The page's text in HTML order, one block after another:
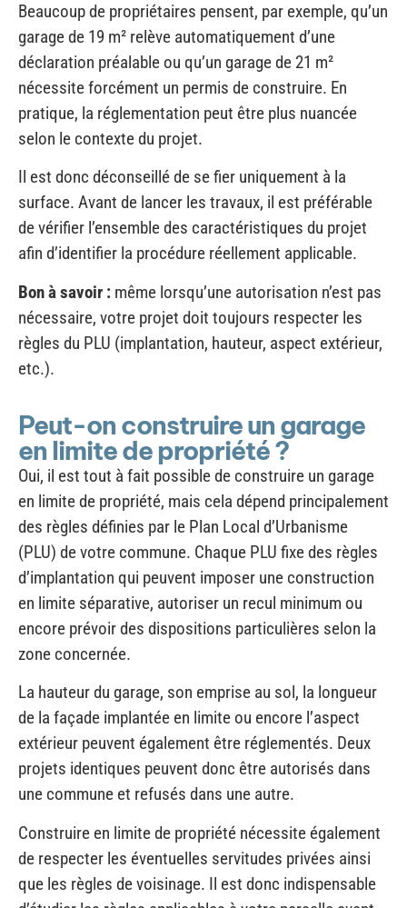
déclaration préalable ou qu’un garage de 21 m²
nécessite forcément un permis de construire. En
pratique, la réglementation peut être plus nuancée
selon le contexte du projet.
Il est donc déconseillé de se fier uniquement à la
surface. Avant de lancer les travaux, il est préférable
de vérifier l’ensemble des caractéristiques du projet
afin d’identifier la procédure réellement applicable.
Bon à savoir :
même lorsqu’une autorisation n’est pas
nécessaire, votre projet doit toujours respecter les
règles du PLU (implantation, hauteur, aspect extérieur,
etc.).
Peut-on construire un garage
Oui, il est tout à fait possible de construire un garage
en limite de propriété, mais cela dépend principalement
des règles définies par le Plan Local d’Urbanisme
(PLU) de votre commune. Chaque PLU fixe des règles
d’implantation qui peuvent imposer une construction
en limite séparative, autoriser un recul minimum ou
encore prévoir des dispositions particulières selon la
zone concernée.
La hauteur du garage, son emprise au sol, la longueur
extérieur peuvent également être réglementés. Deux
projets identiques peuvent donc être autorisés dans
une commune et refusés dans une autre.
Construire en limite de propriété nécessite également
que les règles de voisinage. Il est donc indispensable
d’étudier les règles applicables à votre parcelle avant
de concevoir le projet.